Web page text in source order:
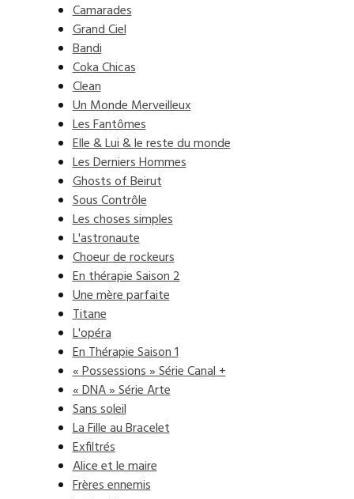
Camarades
Grand Ciel
Bandi
Coka Chicas
Clean
Un Monde Merveilleux
Les Fantômes
Elle & Lui & le reste du monde
Les Derniers Hommes
Ghosts of Beirut
Sous Contrôle
Les choses simples
L'astronaute
Choeur de rockeurs
En thérapie Saison 2
Une mère parfaite
Titane
L'opéra
En Thérapie Saison 1
« Possessions » Série Canal +
« DNA » Série Arte
Sans soleil
La Fille au Bracelet
Exfiltrés
Alice et le maire
Frères ennemis